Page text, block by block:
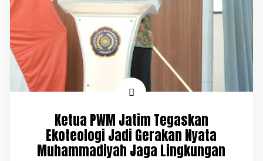
Ketua PWM Jatim Tegaskan
Ekoteologi Jadi Gerakan Nyata
Muhammadiyah Jaga Lingkungan